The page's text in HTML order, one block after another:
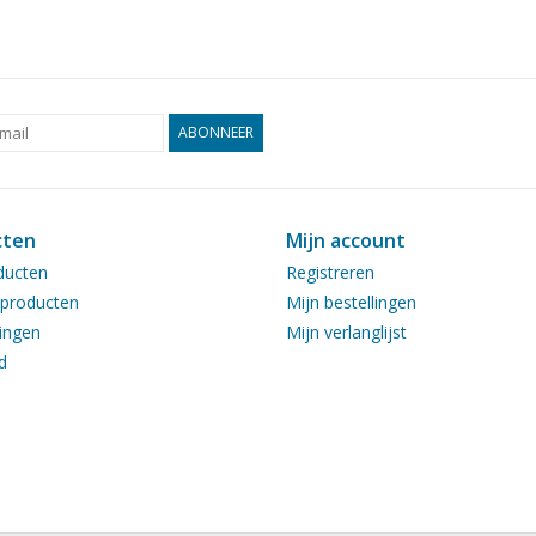
ABONNEER
Mijn account
Registreren
Mijn bestellingen
Mijn verlanglijst